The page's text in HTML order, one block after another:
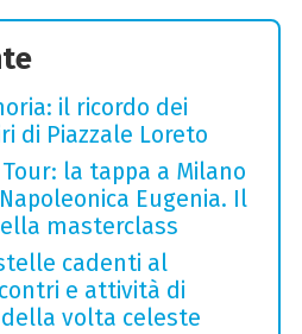
il ricordo dei
di Piazzale Loreto
la tappa a Milano
Eugenia. Il
masterclass
cadenti al
e attività di
volta celeste